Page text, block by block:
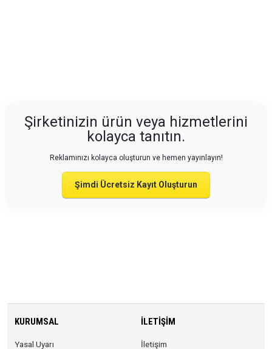
Şirketinizin ürün veya hizmetlerini
kolayca tanıtın.
Reklamınızı kolayca oluşturun ve hemen yayınlayın!
Şimdi Ücretsiz Kayıt Oluşturun
KURUMSAL
Yasal Uyarı
İLETIŞIM
İletişim